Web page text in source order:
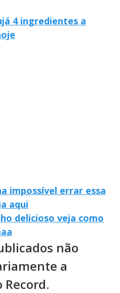
4 ingredientes a
impossível errar essa
aqui
delicioso veja como
não
a